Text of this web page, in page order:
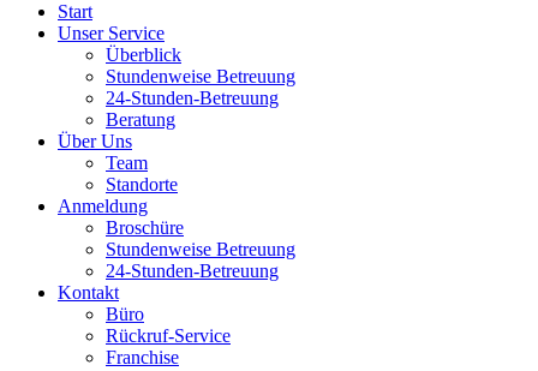
Start
Unser Service
Überblick
Stundenweise Betreuung
24-Stunden-Betreuung
Beratung
Über Uns
Team
Standorte
Anmeldung
Broschüre
Stundenweise Betreuung
24-Stunden-Betreuung
Kontakt
Büro
Rückruf-Service
Franchise